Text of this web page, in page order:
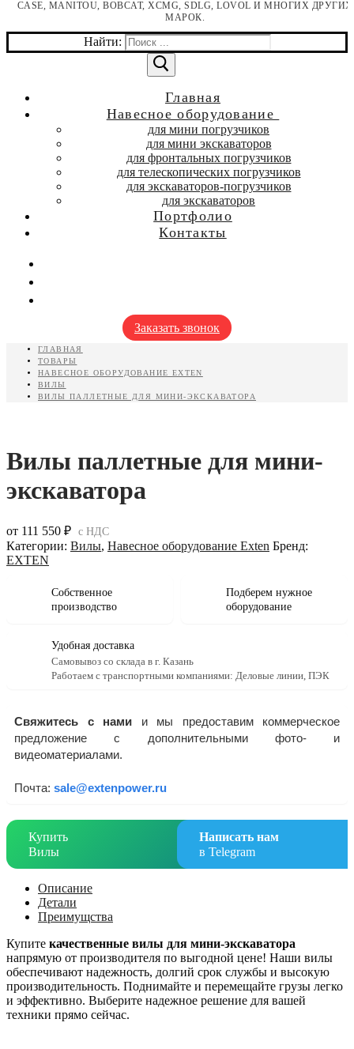
CASE, MANITOU, BOBCAT, XCMG, SDLG, LOVOL И МНОГИХ ДРУГИХ
МАРОК.
Найти:
Главная
Навесное оборудование
для мини погрузчиков
для мини экскаваторов
для фронтальных погрузчиков
для телескопических погрузчиков
для экскаваторов-погрузчиков
для экскаваторов
Портфолио
Контакты
Заказать звонок
ГЛАВНАЯ
ТОВАРЫ
НАВЕСНОЕ ОБОРУДОВАНИЕ EXTEN
ВИЛЫ
ВИЛЫ ПАЛЛЕТНЫЕ ДЛЯ МИНИ-ЭКСКАВАТОРА
Вилы паллетные для мини-
экскаватора
от 111 550 ₽ с НДС
Категории: Вилы, Навесное оборудование Exten Бренд:
EXTEN
Собственное
производство
Подберем нужное
оборудование
Удобная доставка
Самовывоз со склада в г. Казань
Работаем с транспортными компаниями: Деловые линии, ПЭК
Свяжитесь с нами и мы предоставим коммерческое
предложение с дополнительными фото- и
видеоматериалами.
Почта: sale@extenpower.ru
Купить
Вилы
Написать нам
в Telegram
Описание
Детали
Преимущства
Купите качественные вилы для мини-экскаватора
напрямую от производителя по выгодной цене! Наши вилы
обеспечивают надежность, долгий срок службы и высокую
производительность. Поднимайте и перемещайте грузы легко
и эффективно. Выберите надежное решение для вашей
техники прямо сейчас.